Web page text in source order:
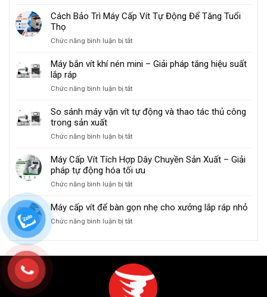
Tự
Tự
An
Dẫn
Căn
Máy
Vít
Cách Bảo Trì Máy Cấp Vít Tự Động Để Tăng Tuổi
Thọ
Chức năng bình luận bị tắtở
Bảo
Cấp
Tự
Thọ
Máy bắn vít khí nén mini – Giải pháp tăng hiệu suất
lắp ráp
Chức năng bình luận bị tắtở
bắn
vít
nén
–
Giải
suất
lắp
So sánh máy vặn vít tự động và thao tác thủ công
trong sản xuất
Chức năng bình luận bị tắtở
sánh
máy
vặn
vít
động
công
trong
sản
xuất
Máy Cấp Vít Tích Hợp Dây Chuyền Sản Xuất – Giải
pháp tự động hóa tối ưu
Chức năng bình luận bị tắtở
Cấp
Vít
Tích
Chuyền
Sản
Xuất
Máy cấp vít để bàn gọn nhẹ cho xưởng lắp ráp nhỏ
Chức năng bình luận bị tắtở
gọn
nhẹ